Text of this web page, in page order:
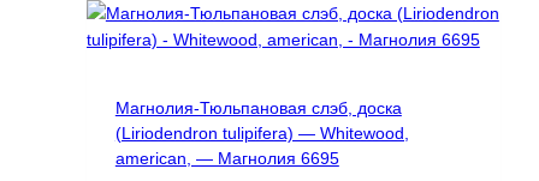
Магнолия-Тюльпановая слэб, доска
(Liriodendron tulipifera) — Whitewood,
american, — Магнолия 6695